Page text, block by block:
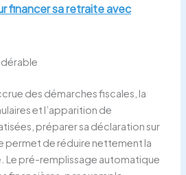
financer sa retraite avec
des démarches fiscales, la
et l’apparition de
préparer sa déclaration sur
permet de réduire nettement la
Le pré-remplissage automatique